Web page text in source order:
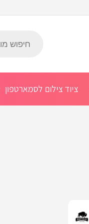
ציוד צילום לסמארטפון